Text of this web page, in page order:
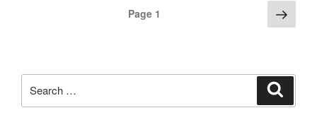
LondonPage 1 Next
page
for: